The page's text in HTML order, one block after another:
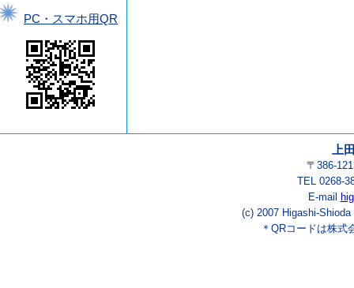
PC・スマホ用QR
上
〒386-
TEL 0268-
E-mail
(c) 2007 Higashi-
＊QRコードは株式